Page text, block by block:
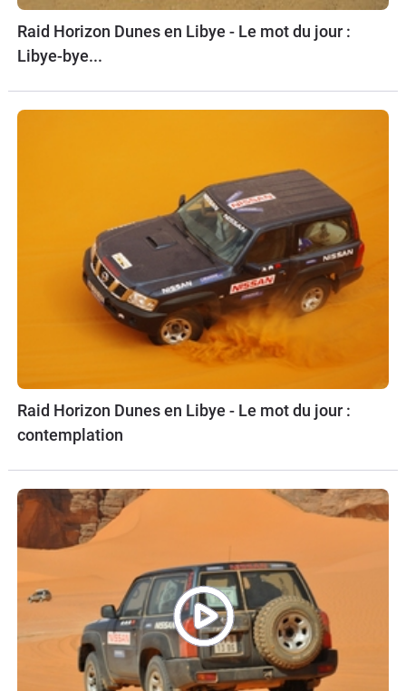
Raid Horizon Dunes en Libye - Le mot du jour :
Libye-bye...
Raid Horizon Dunes en Libye - Le mot du jour :
contemplation